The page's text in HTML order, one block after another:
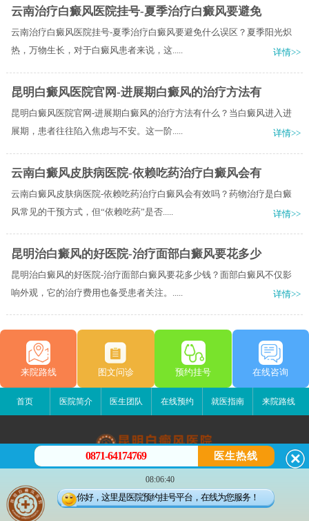
云南治疗白癜风医院挂号-夏季治疗白癜风要避免
云南治疗白癜风医院挂号-夏季治疗白癜风要避免什么误区？夏季阳光炽
热，万物生长，对于白癜风患者来说，这.....
详情>>
昆明白癜风医院官网-进展期白癜风的治疗方法有
昆明白癜风医院官网-进展期白癜风的治疗方法有什么？当白癜风进入进
展期，患者往往陷入焦虑与不安。这一阶.....
详情>>
云南白癜风皮肤病医院-依赖吃药治疗白癜风会有
云南白癜风皮肤病医院-依赖吃药治疗白癜风会有效吗？药物治疗是白癜
风常见的干预方式，但“依赖吃药”是否.....
详情>>
昆明治白癜风的好医院-治疗面部白癜风要花多少
昆明治白癜风的好医院-治疗面部白癜风要花多少钱？面部白癜风不仅影
响外观，它的治疗费用也备受患者关注。.....
详情>>
来院路线 图文问诊 预约挂号 在线咨询
首页 医院简介 医生团队 在线预约 就医指南 来院路线
昆明白癜风医院
昆明市五华区护国路2号
版权所有：昆明白癜风医院
0871-64174769 医生热线
08:06:40
你好，这里是医院预约挂号平台，在线为您服务！